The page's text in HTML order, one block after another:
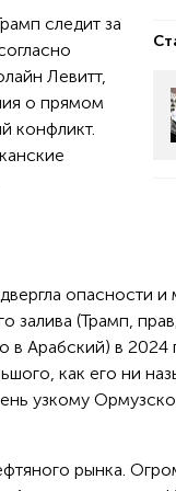
следит за
Левитт,
о прямом
конфликт.
опасности
залива (Трамп,
Арабский) в 2024
как его ни
узкому
рынка.